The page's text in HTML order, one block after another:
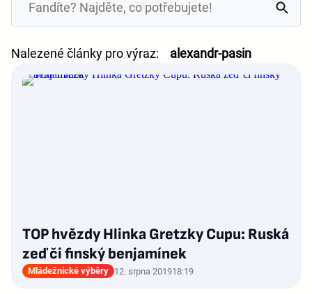
Nalezené články pro výraz: alexandr-pasin
TOP hvězdy Hlinka Gretzky Cupu: Ruská
zeď či finský benjamínek
Mládežnické výběry 12. srpna 201918:19